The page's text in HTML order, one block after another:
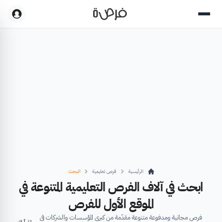
الرئيسية فرص تعليمية البحث
ابحث في آلاف الفرص التعليمية المتنوعة في
الموقع الأول للفرص
فرص مجانية ومدفوعة متنوعة مقدّمة من كبرى المؤسسات والشركات في